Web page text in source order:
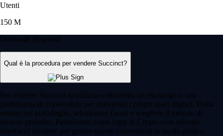
Utenti
150 M
Domande frequenti
Qual è la procedura per vendere Succinct?
Per vendere Succinct si utilizza solitamente un exchange o una
piattaforma di criptovalute per convertire i propri asset digitali. Basta
entrare nel portafoglio, selezionare l'asset e scegliere il metodo di
incasso preferito. Piattaforme come l'app di Crypto.com offrono
interfacce intuitive per gestire queste conversioni in modo pratico.